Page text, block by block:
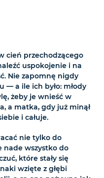
cień przechodzącego
uspokojenie i na
Nie zapomnę nigdy
— a ile ich było: młody
żeby je wnieść w
a matka, gdy już minął
i całuje.
nie tylko do
nade wszystko do
które stały się
wzięte z głębi